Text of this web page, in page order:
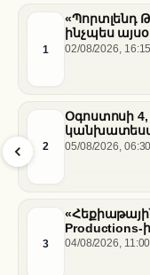
1
«Պորտլենդ
ինչպես
հանդիպումը
02/08/2026, 16:15
2
Օգոստոսի 4,
05/08/2026, 06:30
3
Productions-
04/08/2026, 11:00